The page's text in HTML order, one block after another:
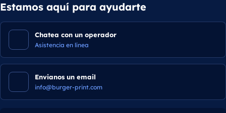
Estamos aquí para ayudarte
Chatea con un operador
Asistencia en línea
Envianos un email
info@burger-print.com